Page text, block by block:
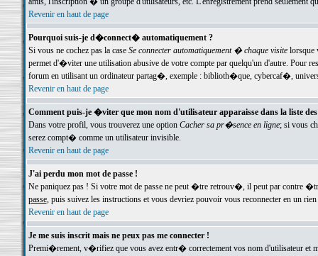
Revenir en haut de page
Pourquoi suis-je d�connect� automatiquement ?
Si vous ne cochez pas la case Se connecter automatiquement � chaque visitelorsque
permet d'�viter une utilisation abusive de votre compte par quelqu'un d'autre. Pour
forum en utilisant un ordinateur partag�, exemple : biblioth�que, cybercaf�,
Revenir en haut de page
Comment puis-je �viter que mon nom d'utilisateur apparaisse dans la liste
Dans votre profil, vous trouverez une option Cacher sa pr�sence en ligne; si vous
serez compt� comme un utilisateur invisible.
Revenir en haut de page
J'ai perdu mon mot de passe !
Ne paniquez pas ! Si votre mot de passe ne peut �tre retrouv�, il peut par contre
passe, puis suivez les instructions et vous devriez pouvoir vous reconnecter en un rien
Revenir en haut de page
Je me suis inscrit mais ne peux pas me connecter !
Premi�rement, v�rifiez que vous avez entr� correctement vos nom d'utilisateur